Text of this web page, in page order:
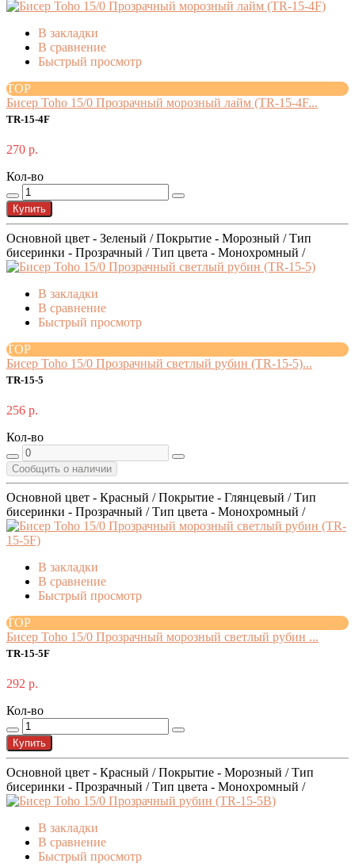
В закладки
В сравнение
Быстрый просмотр
TOP
Бисер Toho 15/0 Прозрачный морозный лайм (TR-15-4F...
TR-15-4F
270 р.
Кол-во
Купить
Основной цвет - Зеленый / Покрытие - Морозный / Тип
бисеринки - Прозрачный / Тип цвета - Монохромный /
В закладки
В сравнение
Быстрый просмотр
TOP
Бисер Toho 15/0 Прозрачный светлый рубин (TR-15-5)...
TR-15-5
256 р.
Кол-во
Сообщить о наличии
Основной цвет - Красный / Покрытие - Глянцевый / Тип
бисеринки - Прозрачный / Тип цвета - Монохромный /
В закладки
В сравнение
Быстрый просмотр
TOP
Бисер Toho 15/0 Прозрачный морозный светлый рубин ...
TR-15-5F
292 р.
Кол-во
Купить
Основной цвет - Красный / Покрытие - Морозный / Тип
бисеринки - Прозрачный / Тип цвета - Монохромный /
В закладки
В сравнение
Быстрый просмотр